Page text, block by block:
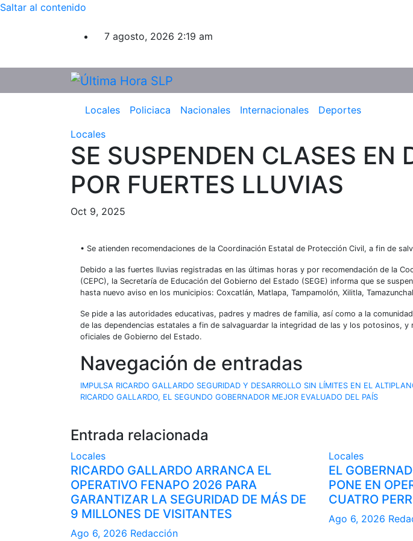
Saltar al contenido
7 agosto, 2026 2:19 am
Locales Policiaca Nacionales Internacionales
Deportes
Locales
SE SUSPENDEN CLASES EN
POR FUERTES LLUVIAS
Oct 9, 2025
• Se atienden recomendaciones de la Coordinación Estatal de Protección Civil, a fin de
Debido a las fuertes lluvias registradas en las últimas horas y por recomendación de la
(CEPC), la Secretaría de Educación del Gobierno del Estado (SEGE) informa que se
hasta nuevo aviso en los municipios: Coxcatlán, Matlapa, Tampamolón, Xilitla,
Se pide a las autoridades educativas, padres y madres de familia, así como a la
de las dependencias estatales a fin de salvaguardar la integridad de las y los potosinos,
oficiales de Gobierno del Estado.
Navegación de entradas
IMPULSA RICARDO GALLARDO SEGURIDAD Y DESARROLLO SIN LÍMITES EN EL
RICARDO GALLARDO, EL SEGUNDO GOBERNADOR MEJOR EVALUADO DEL PAÍS
Entrada relacionada
Locales
RICARDO GALLARDO ARRANCA EL
OPERATIVO FENAPO 2026 PARA
GARANTIZAR LA SEGURIDAD DE MÁS DE
9 MILLONES DE VISITANTES
Ago 6, 2026 Redacción
Locales
EL
PONE EN
CUATRO
Ago 6, 2026